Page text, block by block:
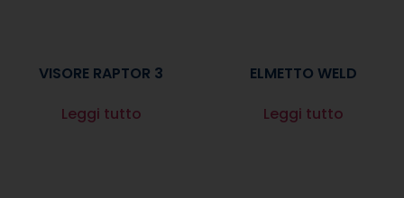
VISORE RAPTOR 3
Leggi tutto
ELMETTO WELD
Leggi tutto